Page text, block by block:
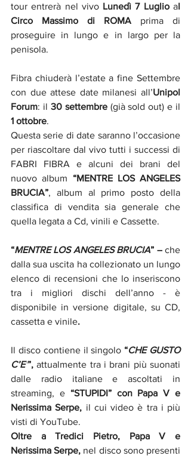
tour entrerà nel vivo Lunedì 7 Luglio al
Circo Massimo di ROMA prima di
proseguire in lungo e in largo per la
penisola.
Fibra chiuderà l’estate a fine Settembre
con due attese date milanesi all’Unipol
Forum: il 30 settembre (già sold out) e il
1 ottobre.
Questa serie di date saranno l’occasione
per riascoltare dal vivo tutti i successi di
FABRI FIBRA e alcuni dei brani del
nuovo album “MENTRE LOS ANGELES
BRUCIA”, album al primo posto della
classifica di vendita sia generale che
quella legata a Cd, vinili e Cassette.
“MENTRE LOS ANGELES BRUCIA” – che
dalla sua uscita ha collezionato un lungo
elenco di recensioni che lo inseriscono
tra i migliori dischi dell’anno - è
disponibile in versione digitale, su CD,
cassetta e vinile.
Il disco contiene il singolo “CHE GUSTO
C’E’”, attualmente tra i brani più suonati
dalle radio italiane e ascoltati in
streaming, e “STUPIDI” con Papa V e
Nerissima Serpe, il cui video è tra i più
visti di YouTube.
Oltre a Tredici Pietro, Papa V e
Nerissima Serpe, nel disco sono presenti